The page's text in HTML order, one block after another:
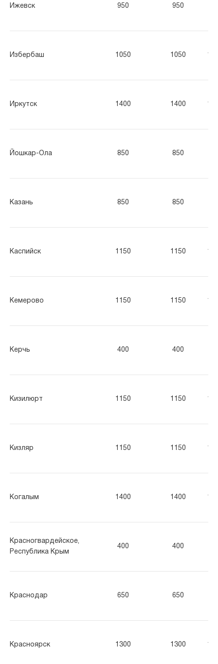
Ижевск 950 950
Избербаш 1050 1050
Иркутск 1400 1400
Йошкар-Ола 850 850
Казань 850 850
Каспийск 1150 1150
Кемерово 1150 1150
Керчь 400 400
Кизилюрт 1150 1150
Кизляр 1150 1150
Когалым 1400 1400
Красногвардейское,
Республика Крым
400 400
Краснодар 650 650
Красноярск 1300 1300